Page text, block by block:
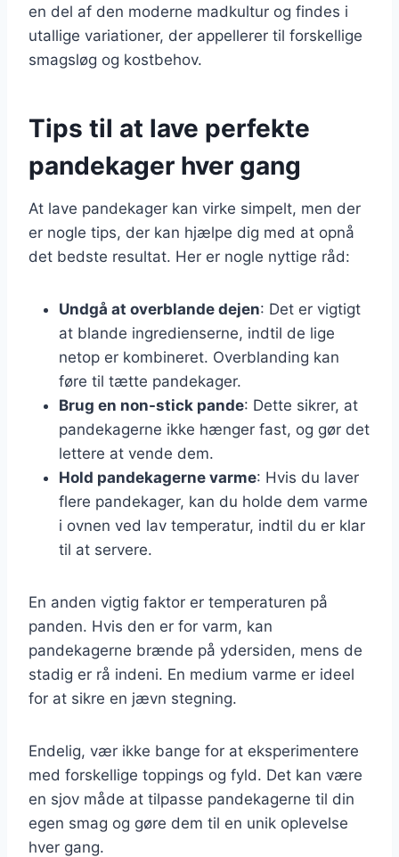
en del af den moderne madkultur og findes i
utallige variationer, der appellerer til forskellige
smagsløg og kostbehov.
Tips til at lave perfekte
pandekager hver gang
At lave pandekager kan virke simpelt, men der
er nogle tips, der kan hjælpe dig med at opnå
det bedste resultat. Her er nogle nyttige råd:
Undgå at overblande dejen: Det er vigtigt
at blande ingredienserne, indtil de lige
netop er kombineret. Overblanding kan
føre til tætte pandekager.
Brug en non-stick pande: Dette sikrer, at
pandekagerne ikke hænger fast, og gør det
lettere at vende dem.
Hold pandekagerne varme: Hvis du laver
flere pandekager, kan du holde dem varme
i ovnen ved lav temperatur, indtil du er klar
til at servere.
En anden vigtig faktor er temperaturen på
panden. Hvis den er for varm, kan
pandekagerne brænde på ydersiden, mens de
stadig er rå indeni. En medium varme er ideel
for at sikre en jævn stegning.
Endelig, vær ikke bange for at eksperimentere
med forskellige toppings og fyld. Det kan være
en sjov måde at tilpasse pandekagerne til din
egen smag og gøre dem til en unik oplevelse
hver gang.